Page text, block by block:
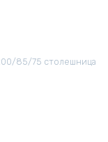
85/75 столешница